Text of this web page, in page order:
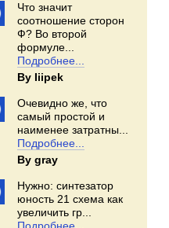
Что значит
соотношение сторон
Ф? Во второй
формуле...
Подробнее...
By Iiipek
Очевидно же, что
самый простой и
наименее затратны...
Подробнее...
By gray
Нужно: синтезатор
юность 21 схема как
увеличить гр...